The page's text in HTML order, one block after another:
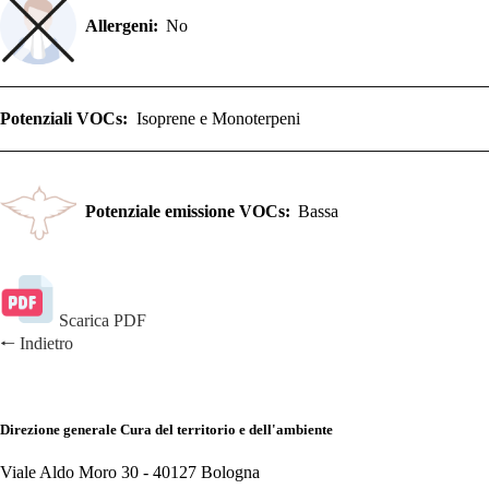
Allergeni: No
Potenziali VOCs: Isoprene e Monoterpeni
Potenziale emissione VOCs: Bassa
Scarica PDF
🠐 Indietro
Direzione generale Cura del territorio e dell'ambiente
Viale Aldo Moro 30 - 40127 Bologna